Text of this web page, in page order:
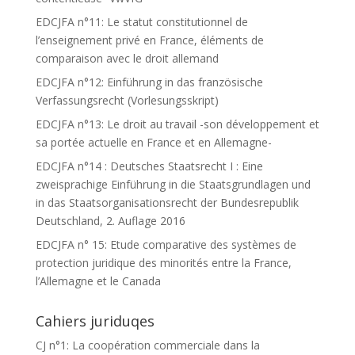
EDCJFA n°11: Le statut constitutionnel de
l’enseignement privé en France, éléments de
comparaison avec le droit allemand
EDCJFA n°12: Einführung in das französische
Verfassungsrecht (Vorlesungsskript)
EDCJFA n°13: Le droit au travail -son développement et
sa portée actuelle en France et en Allemagne-
EDCJFA n°14 : Deutsches Staatsrecht I : Eine
zweisprachige Einführung in die Staatsgrundlagen und
in das Staatsorganisationsrecht der Bundesrepublik
Deutschland, 2. Auflage 2016
EDCJFA n° 15: Etude comparative des systèmes de
protection juridique des minorités entre la France,
l’Allemagne et le Canada
Cahiers juriduqes
CJ n°1: La coopération commerciale dans la